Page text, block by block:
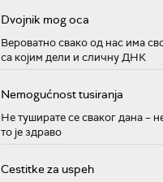
Dvojnik mog oca
Вероватно свако од нас има
са којим дели и сличну ДНК
Nemogućnost tusiranja
Не туширате се сваког дана –
то је здраво
Cestitke za uspeh